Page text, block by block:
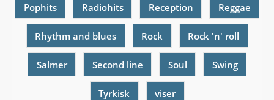
Pophits Radiohits Reception Reggae
Rhythm and blues Rock Rock 'n' roll
Salmer Second line Soul Swing
Tyrkisk viser